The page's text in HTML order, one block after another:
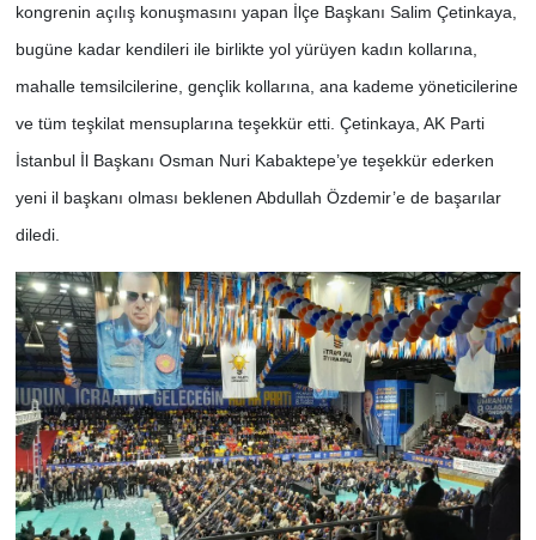
kongrenin açılış konuşmasını yapan İlçe Başkanı Salim Çetinkaya,
bugüne kadar kendileri ile birlikte yol yürüyen kadın kollarına,
mahalle temsilcilerine, gençlik kollarına, ana kademe yöneticilerine
ve tüm teşkilat mensuplarına teşekkür etti. Çetinkaya, AK Parti
İstanbul İl Başkanı Osman Nuri Kabaktepe’ye teşekkür ederken
yeni il başkanı olması beklenen Abdullah Özdemir’e de başarılar
diledi.